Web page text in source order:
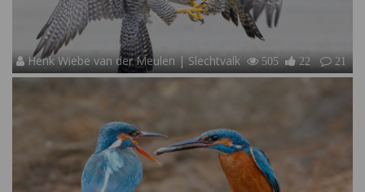
Henk Wiebe van der Meulen | Slechtvalk 505 22 21